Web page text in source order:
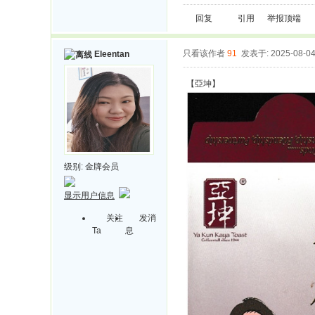
回复 引用 举报顶端
Eleentan
级别: 金牌会员
显示用户信息
关注
Ta
发消
息
只看该作者 91 发表于: 2025-08-04
【亞坤】